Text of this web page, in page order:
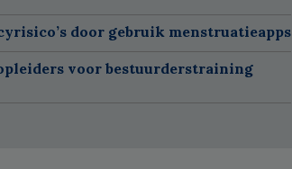
door gebruik menstruatieapps
voor bestuurderstraining